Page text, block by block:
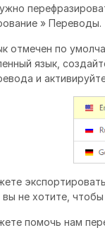
» Переводы.
отмечен по
язык,
и
не хотите,
помочь нам